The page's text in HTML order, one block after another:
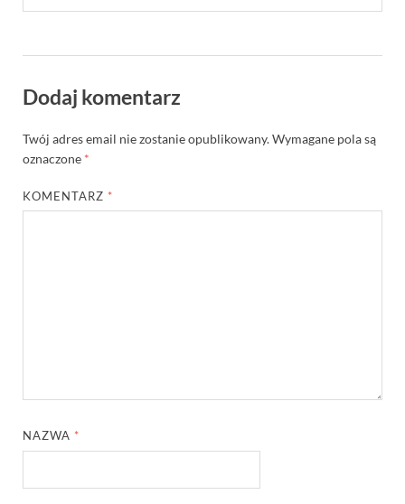
Dodaj komentarz
Twój adres email nie zostanie opublikowany.Wymagane pola są
oznaczone *
KOMENTARZ *
NAZWA *